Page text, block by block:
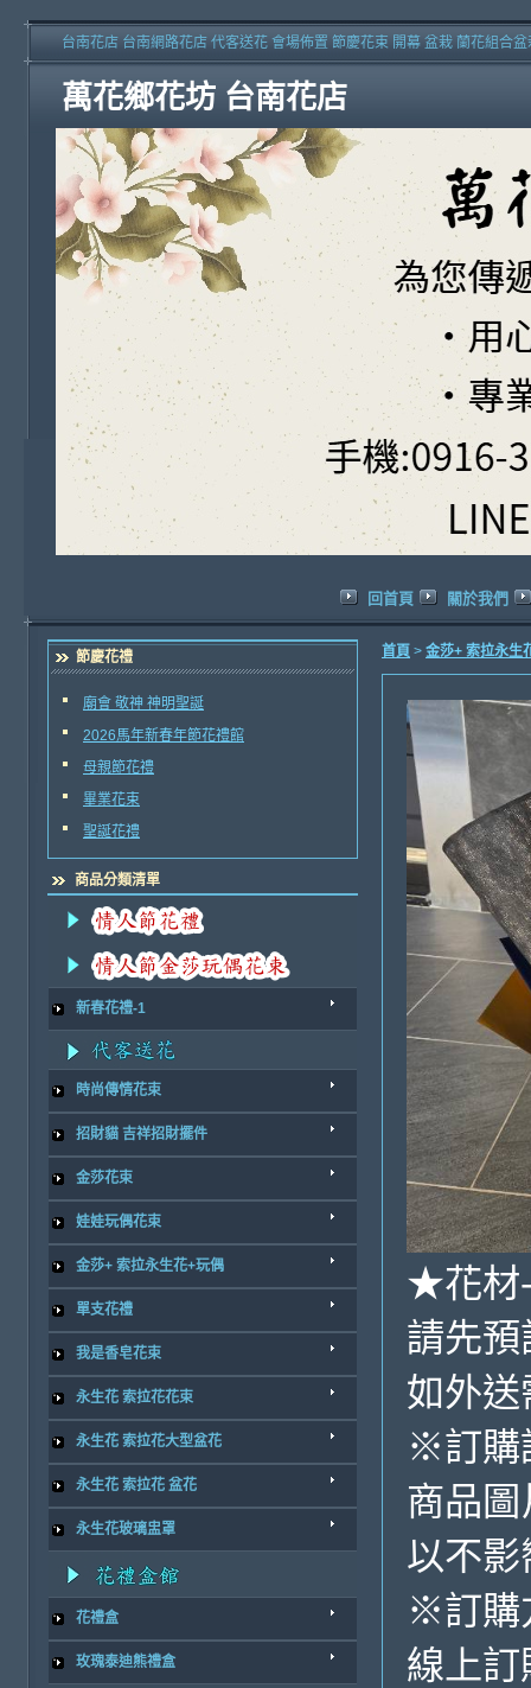
萬花鄉花坊 台南花店
台南花店 台南網路花店 代客送花 會場佈置 節慶花束 開幕 盆栽 蘭花組合
回首頁 關於我們
節慶花禮
廟會 敬神 神明聖誕
2026馬年新春年節花禮館
母親節花禮
畢業花束
聖誕花禮
商品分類清單
新春花禮-1
時尚傳情花束
招財貓 吉祥招財擺件
金莎花束
娃娃玩偶花束
金莎+ 索拉永生花+玩偶
單支花禮
我是香皂花束
永生花 索拉花花束
永生花 索拉花大型盆花
永生花 索拉花 盆花
永生花玻璃盅罩
花禮盒
玫瑰泰迪熊禮盒
首頁 > 金莎+ 索拉永生
★花材
請先
如外
※訂購
商品
以不
※訂購
線上